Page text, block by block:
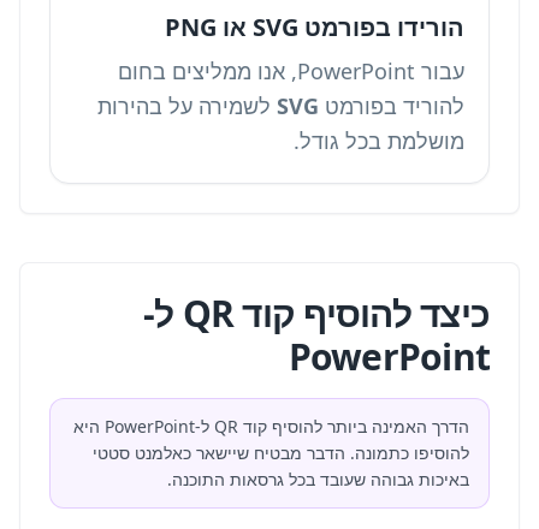
הורידו בפורמט SVG או PNG
עבור PowerPoint, אנו ממליצים בחום
להוריד בפורמט SVG לשמירה על בהירות
מושלמת בכל גודל.
כיצד להוסיף קוד QR ל-
PowerPoint
הדרך האמינה ביותר להוסיף קוד QR ל-PowerPoint היא
להוסיפו כתמונה. הדבר מבטיח שיישאר כאלמנט סטטי
באיכות גבוהה שעובד בכל גרסאות התוכנה.